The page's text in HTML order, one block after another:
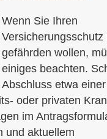
Wenn Sie Ihren
Versicherungsschutz
gefährden wollen,
einiges beachten.
Abschluss etwa
oder privaten
im
und aktuellem